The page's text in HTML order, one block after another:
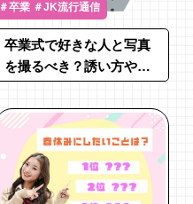
＃卒業 ＃JK流行通信
卒業式で好きな人と写真
を撮るべき？誘い方やお